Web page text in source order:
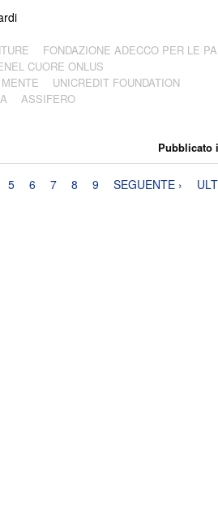
Pubblicato
FONDAZIONE ADECCO PER LE
CUORE ONLUS
UNICREDIT FOUNDATION
ASSIFERO
5 6 7 8 9 SEGUENTE ›